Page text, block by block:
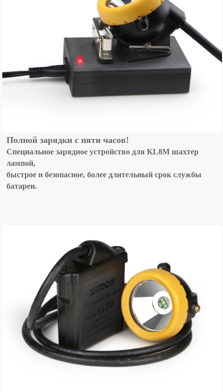
Полной зарядки с пяти часов!
Специальное зарядное устройство для KL8M шахтер
лампой,
быстрое и безопасное, более длительный срок службы
батареи.